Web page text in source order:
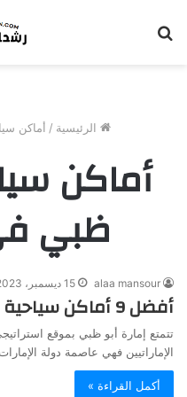
الرئيسية / أماكن
أماكن
ظبي
alaa mansour 15 ديسمبر، 2023
أفضل 9 أماكن سياحية في أبو ظبي في الصيف
تتمتع إمارة أبو ظبي بموقع
الإماراتيين فهي عاصمة دولة
أكمل القراءة »